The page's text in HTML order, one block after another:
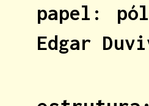
papel:
Edgar